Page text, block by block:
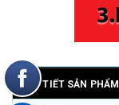
CHI TIẾT SẢN PHẨM